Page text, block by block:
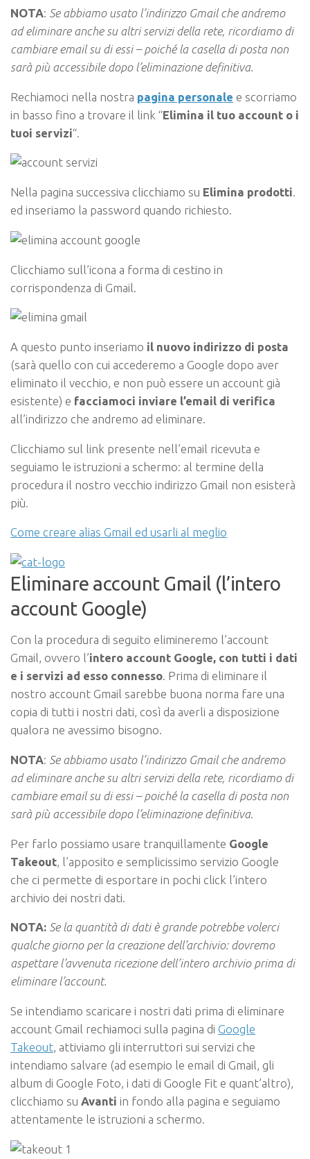
NOTA: Se abbiamo usato l’indirizzo Gmail che andremo
ad eliminare anche su altri servizi della rete, ricordiamo di
cambiare email su di essi – poiché la casella di posta non
sarà più accessibile dopo l’eliminazione definitiva.
Rechiamoci nella nostra pagina personale e scorriamo
in basso fino a trovare il link “Elimina il tuo account o i
tuoi servizi“.
Nella pagina successiva clicchiamo su Elimina prodotti.
ed inseriamo la password quando richiesto.
Clicchiamo sull’icona a forma di cestino in
corrispondenza di Gmail.
A questo punto inseriamo il nuovo indirizzo di posta
(sarà quello con cui accederemo a Google dopo aver
eliminato il vecchio, e non può essere un account già
esistente) e facciamoci inviare l’email di verifica
all’indirizzo che andremo ad eliminare.
Clicchiamo sul link presente nell’email ricevuta e
seguiamo le istruzioni a schermo: al termine della
procedura il nostro vecchio indirizzo Gmail non esisterà
più.
Come creare alias Gmail ed usarli al meglio
Eliminare account Gmail (l’intero
account Google)
Con la procedura di seguito elimineremo l’account
Gmail, ovvero l’intero account Google, con tutti i dati
e i servizi ad esso connesso. Prima di eliminare il
nostro account Gmail sarebbe buona norma fare una
copia di tutti i nostri dati, così da averli a disposizione
qualora ne avessimo bisogno.
NOTA: Se abbiamo usato l’indirizzo Gmail che andremo
ad eliminare anche su altri servizi della rete, ricordiamo di
cambiare email su di essi – poiché la casella di posta non
sarà più accessibile dopo l’eliminazione definitiva.
Per farlo possiamo usare tranquillamente Google
Takeout , l’apposito e semplicissimo servizio Google
che ci permette di esportare in pochi click l’intero
archivio dei nostri dati.
NOTA: Se la quantità di dati è grande potrebbe volerci
qualche giorno per la creazione dell’archivio: dovremo
aspettare l’avvenuta ricezione dell’intero archivio prima di
eliminare l’account.
Se intendiamo scaricare i nostri dati prima di eliminare
account Gmail rechiamoci sulla pagina di Google
Takeout, attiviamo gli interruttori sui servizi che
intendiamo salvare (ad esempio le email di Gmail, gli
album di Google Foto, i dati di Google Fit e quant’altro),
clicchiamo su Avanti in fondo alla pagina e seguiamo
attentamente le istruzioni a schermo.